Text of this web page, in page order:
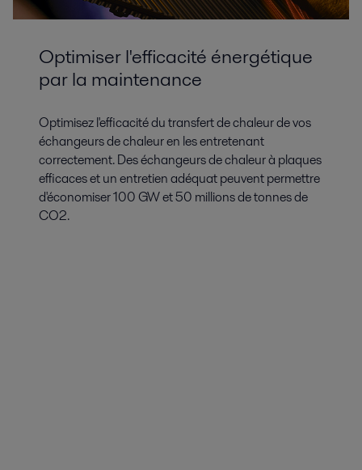
Optimiser l'efficacité énergétique
par la maintenance
Optimisez l'efficacité du transfert de chaleur de vos
échangeurs de chaleur en les entretenant
correctement. Des échangeurs de chaleur à plaques
efficaces et un entretien adéquat peuvent permettre
d'économiser 100 GW et 50 millions de tonnes de
CO2.